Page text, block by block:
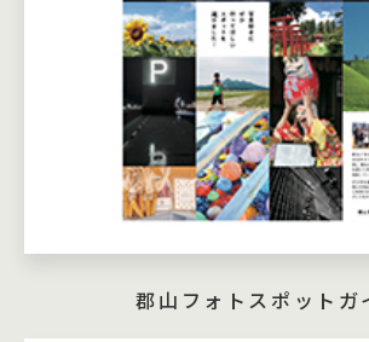
郡山フォトスポットガ